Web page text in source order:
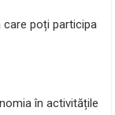
poți participa
în activitățile